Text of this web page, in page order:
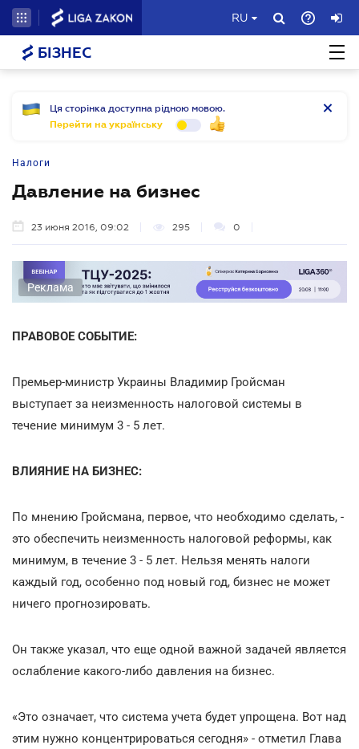
RU
БІЗНЕС
Ця сторінка доступна рідною мовою.
Перейти на українську
Налоги
Давление на бизнес
23 июня 2016, 09:02 295 0
Реклама
ПРАВОВОЕ СОБЫТИЕ:
Премьер-министр Украины Владимир Гройсман
выступает за неизменность налоговой системы в
течение минимум 3 - 5 лет.
ВЛИЯНИЕ НА БИЗНЕС:
По мнению Гройсмана, первое, что необходимо сделать, -
это обеспечить неизменность налоговой реформы, как
минимум, в течение 3 - 5 лет. Нельзя менять налоги
каждый год, особенно под новый год, бизнес не может
ничего прогнозировать.
Он также указал, что еще одной важной задачей является
ослабление какого-либо давления на бизнес.
«Это означает, что система учета будет упрощена. Вот над
этим нужно концентрироваться сегодня» - отметил Глава